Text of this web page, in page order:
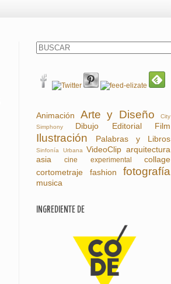
Animación Arte y Diseño
City
Simphony
Dibujo Editorial Film
Ilustración Palabras y Libros
Sinfonía Urbana VideoClip arquitectura
asia
cine experimental
collage
cortometraje
fashion fotografía
musica
INGREDIENTE DE